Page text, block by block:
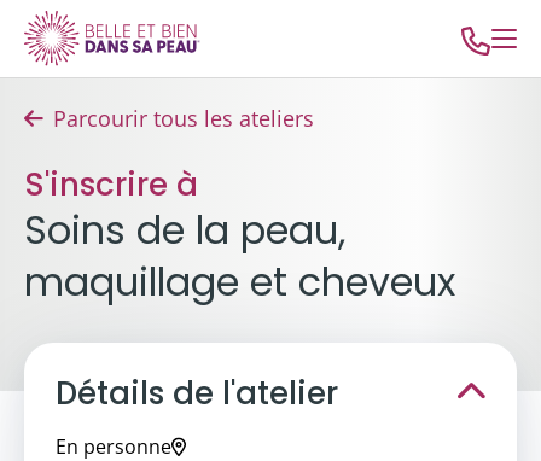
Parcourir tous les ateliers
S'inscrire à
Soins de la peau,
maquillage et cheveux
Détails de l'atelier
En personne